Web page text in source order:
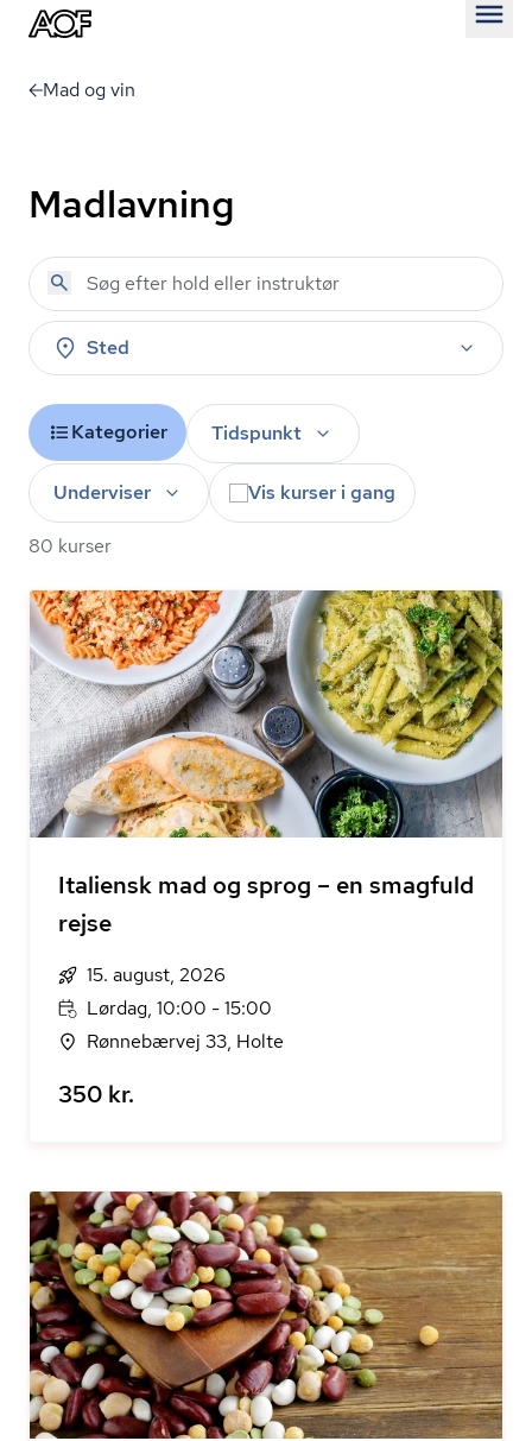
Mad og vin
Madlavning
Sted
Kategorier Tidspunkt
Underviser Vis kurser i gang
80 kurser
Italiensk mad og sprog – en smagfuld
rejse
15. august, 2026
Lørdag, 10:00 - 15:00
Rønnebærvej 33, Holte
350 kr.